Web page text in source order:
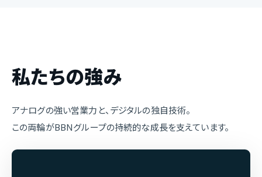
私たちの強み
アナログの強い営業力と、デジタルの独自技術。
この両輪がBBNグループの持続的な成長を支えています。